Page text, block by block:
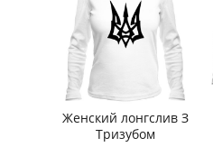
Женский лонгслив З
Тризубом